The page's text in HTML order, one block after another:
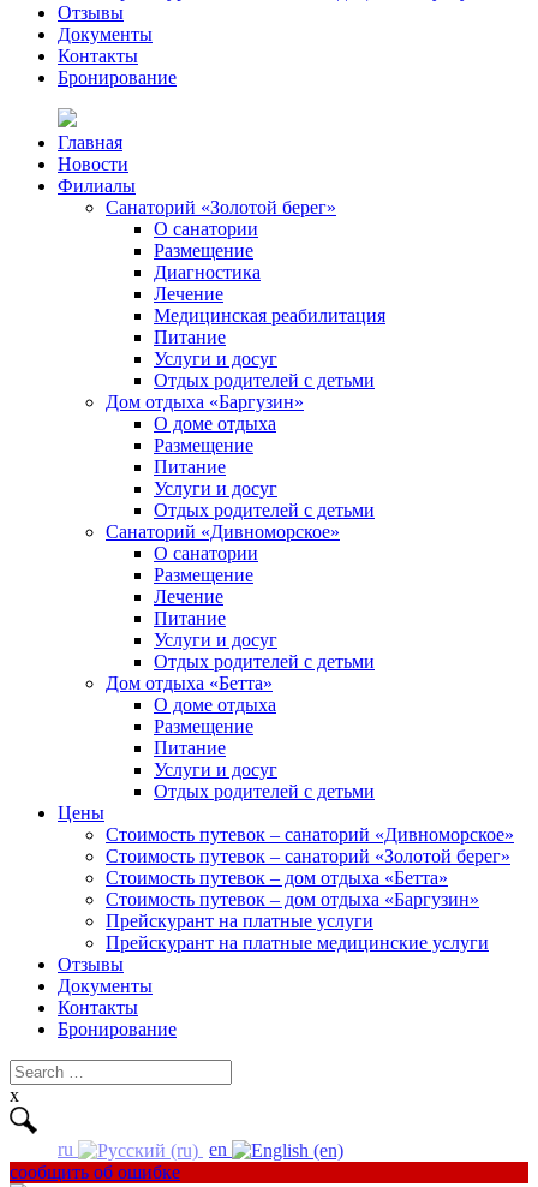
Отзывы
Документы
Контакты
Бронирование
Главная
Новости
Филиалы
Санаторий «Золотой берег»
О санатории
Размещение
Диагностика
Лечение
Медицинская реабилитация
Питание
Услуги и досуг
Отдых родителей с детьми
Дом отдыха «Баргузин»
О доме отдыха
Размещение
Питание
Услуги и досуг
Отдых родителей с детьми
Санаторий «Дивноморское»
О санатории
Размещение
Лечение
Питание
Услуги и досуг
Отдых родителей с детьми
Дом отдыха «Бетта»
О доме отдыха
Размещение
Питание
Услуги и досуг
Отдых родителей с детьми
Цены
Стоимость путевок – санаторий «Дивноморское»
Стоимость путевок – санаторий «Золотой берег»
Стоимость путевок – дом отдыха «Бетта»
Стоимость путевок – дом отдыха «Баргузин»
Прейскурант на платные услуги
Прейскурант на платные медицинские услуги
Отзывы
Документы
Контакты
Бронирование
Search
for:
x
ru
en
сообщить об ошибке